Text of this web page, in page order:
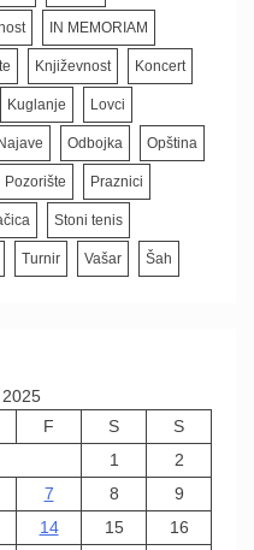
IN MEMORIAM
Književnost Koncert
Kuglanje Lovci
Najave Odbojka Opština
Pozorište Praznici
Stoni tenis
Turnir Vašar Šah
F S
S
1
2
7 8
9
14 15
16